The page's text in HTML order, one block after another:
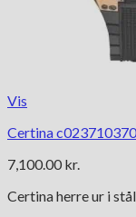
Vis
Certina
7,100.00 kr.
Certina herre ur i